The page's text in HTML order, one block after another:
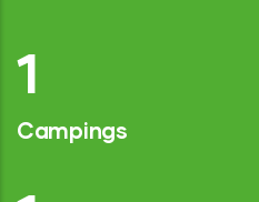
2
Campings